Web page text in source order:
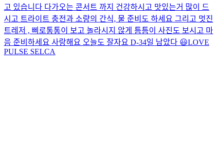
고 있습니다 다가오는 콘서트 까지 건강하시고 맛있는거 많이 드
시고 트라이트 충전과 소량의 간식, 물 준비도 하세요 그리고 멋진
트레저 , 삐로통통이 보고 놀라시지 않게 틈틈이 사진도 보시고 마
음 준비하세요 사랑해요 오늘도 잘자요 D-34일 남았다 😃LOVE
PULSE SELCA